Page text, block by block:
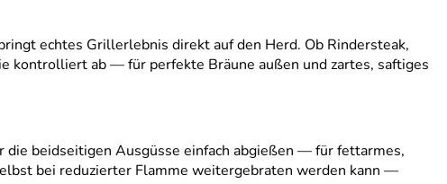
echtes Grillerlebnis direkt auf den Herd. Ob Rindersteak,
kontrolliert ab — für perfekte Bräune außen und zartes, saftiges
beidseitigen Ausgüsse einfach abgießen — für fettarmes,
bei reduzierter Flamme weitergebraten werden kann —